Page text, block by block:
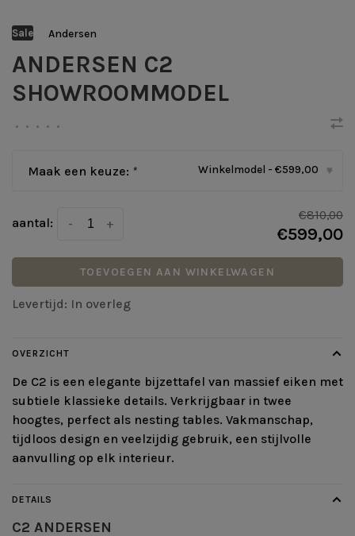
Sale Andersen
ANDERSEN C2
SHOWROOMMODEL
• • • • •
Maak een keuze: * Winkelmodel - €599,00 ▾
aantal: +
-
€810,00
€599,00
TOEVOEGEN AAN WINKELWAGEN
Levertijd: In overleg
OVERZICHT
De C2 is een elegante bijzettafel van massief eiken met
subtiele klassieke details. Verkrijgbaar in twee
hoogtes, perfect als nesting tables. Vakmanschap,
tijdloos design en veelzijdig gebruik, een stijlvolle
aanvulling op elk interieur.
DETAILS
C2 ANDERSEN